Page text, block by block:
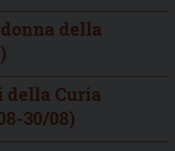
della
Curia
30/08)